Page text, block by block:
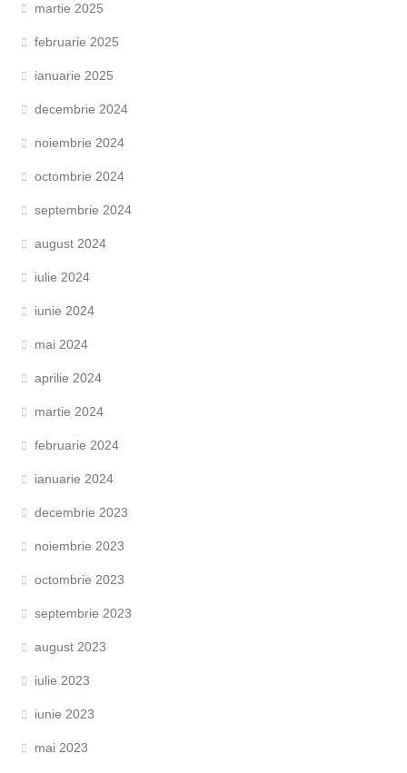
martie 2025
februarie 2025
ianuarie 2025
decembrie 2024
noiembrie 2024
octombrie 2024
septembrie 2024
august 2024
iulie 2024
iunie 2024
mai 2024
aprilie 2024
martie 2024
februarie 2024
ianuarie 2024
decembrie 2023
noiembrie 2023
octombrie 2023
septembrie 2023
august 2023
iulie 2023
iunie 2023
mai 2023